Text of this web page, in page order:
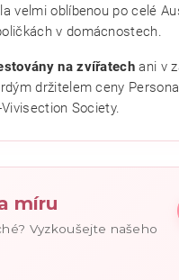
údajů.
velmi oblíbenou po celé
v domácnostech.
na zvířatech ani v
držitelem ceny
Society.
míru
Vyzkoušejte našeho